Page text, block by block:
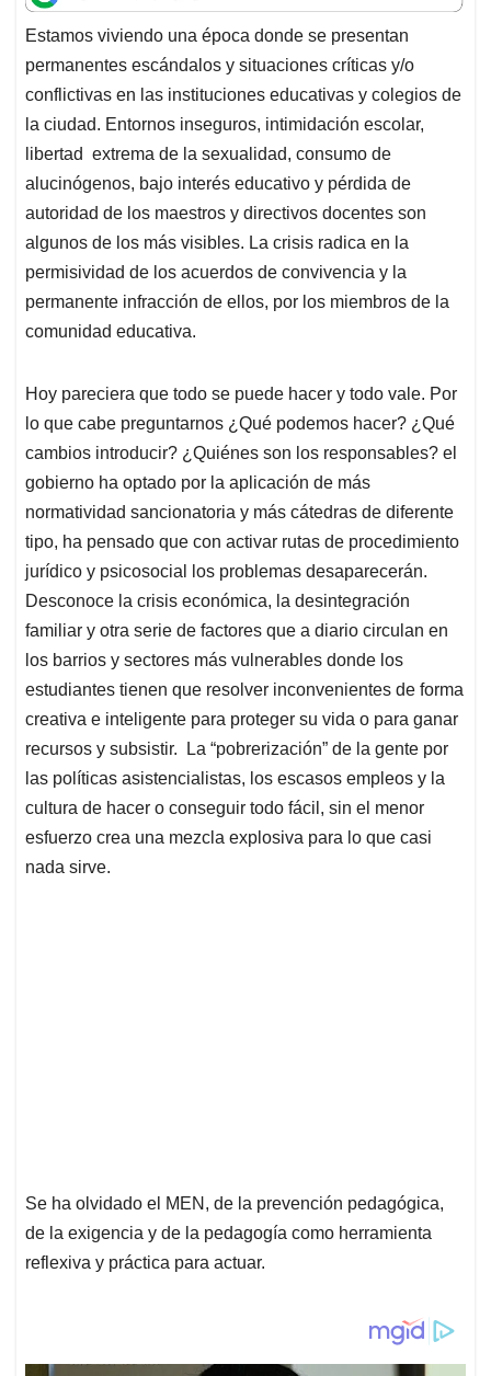
t
s
A
p
p
e
b
o
o
k
k
e
d
I
n
i
l
e
a
d
s
Estamos viviendo una época donde se presentan
permanentes escándalos y situaciones críticas y/o
conflictivas en las instituciones educativas y colegios de
la ciudad. Entornos inseguros, intimidación escolar,
libertad extrema de la sexualidad, consumo de
alucinógenos, bajo interés educativo y pérdida de
autoridad de los maestros y directivos docentes son
algunos de los más visibles. La crisis radica en la
permisividad de los acuerdos de convivencia y la
permanente infracción de ellos, por los miembros de la
comunidad educativa.
Hoy pareciera que todo se puede hacer y todo vale. Por
lo que cabe preguntarnos ¿Qué podemos hacer? ¿Qué
cambios introducir? ¿Quiénes son los responsables? el
gobierno ha optado por la aplicación de más
normatividad sancionatoria y más cátedras de diferente
tipo, ha pensado que con activar rutas de procedimiento
jurídico y psicosocial los problemas desaparecerán.
Desconoce la crisis económica, la desintegración
familiar y otra serie de factores que a diario circulan en
los barrios y sectores más vulnerables donde los
estudiantes tienen que resolver inconvenientes de forma
creativa e inteligente para proteger su vida o para ganar
recursos y subsistir. La “pobrerización” de la gente por
las políticas asistencialistas, los escasos empleos y la
cultura de hacer o conseguir todo fácil, sin el menor
esfuerzo crea una mezcla explosiva para lo que casi
nada sirve.
Se ha olvidado el MEN, de la prevención pedagógica,
de la exigencia y de la pedagogía como herramienta
reflexiva y práctica para actuar.